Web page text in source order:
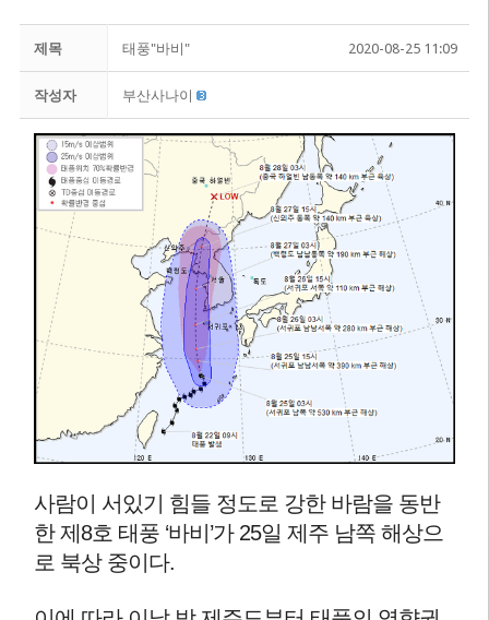
제목 태풍"바비" 2020-08-25 11:09
작성자 부산사나이
사람이 서있기 힘들 정도로 강한 바람을 동반
한 제8호 태풍 ‘바비’가 25일 제주 남쪽 해상으
로 북상 중이다.